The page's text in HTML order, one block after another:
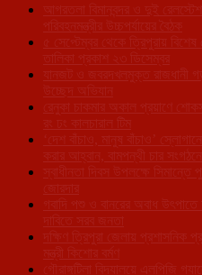
আগরতলা বিমানবন্দর ও দুই
পরিবহনমন্ত্রীর উচ্চপর্যায়ের বৈঠক
৫ সেপ্টেম্বর থেকে ত্রিপুরায়
তালিকা প্রকাশ ২৩ ডিসেম্বর
যানজট ও জবরদখলমুক্ত রাজধানী
উচ্ছেদ অভিযান
রেনুকা চাকমার অকাল প্রয়াণে
রং ঢং কালচারাল টিম
‘দেশ বাঁচাও, মানুষ বাঁচাও’
করার আহ্বান, বামপন্থী চার
স্বাধীনতা দিবস উপলক্ষে
জোরদার
গবাদি পশু ও বানরের অবাধ
দাবিতে সরব জনতা
দক্ষিণ ত্রিপুরা জেলায়
মন্ত্রী কিশোর বর্মণ
গৌরাঙ্গটিলা বিদ্যালয়ে এলপিজি